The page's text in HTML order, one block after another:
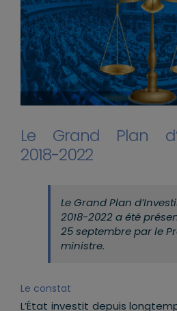
Le Grand Plan
2018-2022
Le Grand Plan
2018-2022 a été
25 septembre par le
ministre.
Le constat
L’État investit depuis